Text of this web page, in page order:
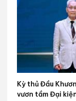
Kỳ thủ Đầu
vươn tầm Đại